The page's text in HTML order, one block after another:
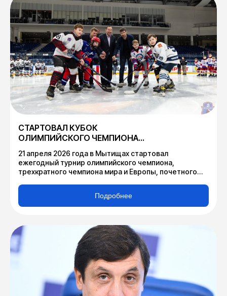
СТАРТОВАЛ КУБОК
ОЛИМПИЙСКОГО ЧЕМПИОНА
ПО ХОККЕЮ В.И. ШАЛИМОВА
21 апреля 2026 года в Мытищах стартовал
ежегодный турнир олимпийского чемпиона,
трехкратного чемпиона мира и Европы, почетного
Федерации хоккея Московской области - «Кубок
олимпийского чемпиона по хоккею Виктора
Ивановича Шалимова».
Подробнее